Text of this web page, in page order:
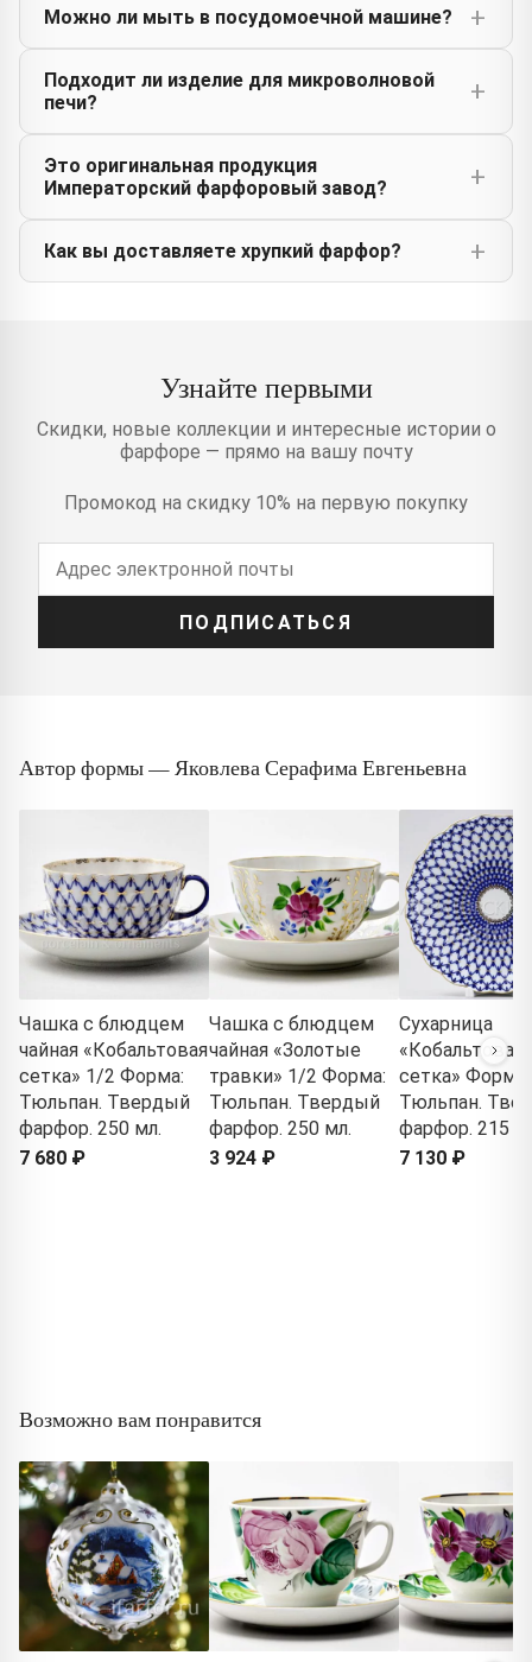
Можно ли мыть в посудомоечной машине?
Подходит ли изделие для микроволновой
печи?
Это оригинальная продукция
Императорский фарфоровый завод?
Как вы доставляете хрупкий фарфор?
Узнайте первыми
Скидки, новые коллекции и интересные истории о
фарфоре — прямо на вашу почту
Промокод на скидку 10% на первую покупку
ПОДПИСАТЬСЯ
Автор формы — Яковлева Серафима Евгеньевна
Чашка с блюдцем
чайная «Кобальтовая
сетка» 1/2 Форма:
Тюльпан. Твердый
фарфор. 250 мл.
7 680 ₽
Чашка с блюдцем
чайная «Золотые
травки» 1/2 Форма:
Тюльпан. Твердый
фарфор. 250 мл.
3 924 ₽
Сухарница
«Кобальтовая
сетка» Форма:
Тюльпан.
фарфор. 215
7 130 ₽
Возможно вам понравится